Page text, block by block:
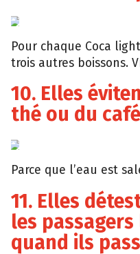
Giphy
Pour chaque Coca
trois autres boissons.
10. Elles
thé ou du café
Giphy
Parce que l’eau est
11. Elles
les
quand ils